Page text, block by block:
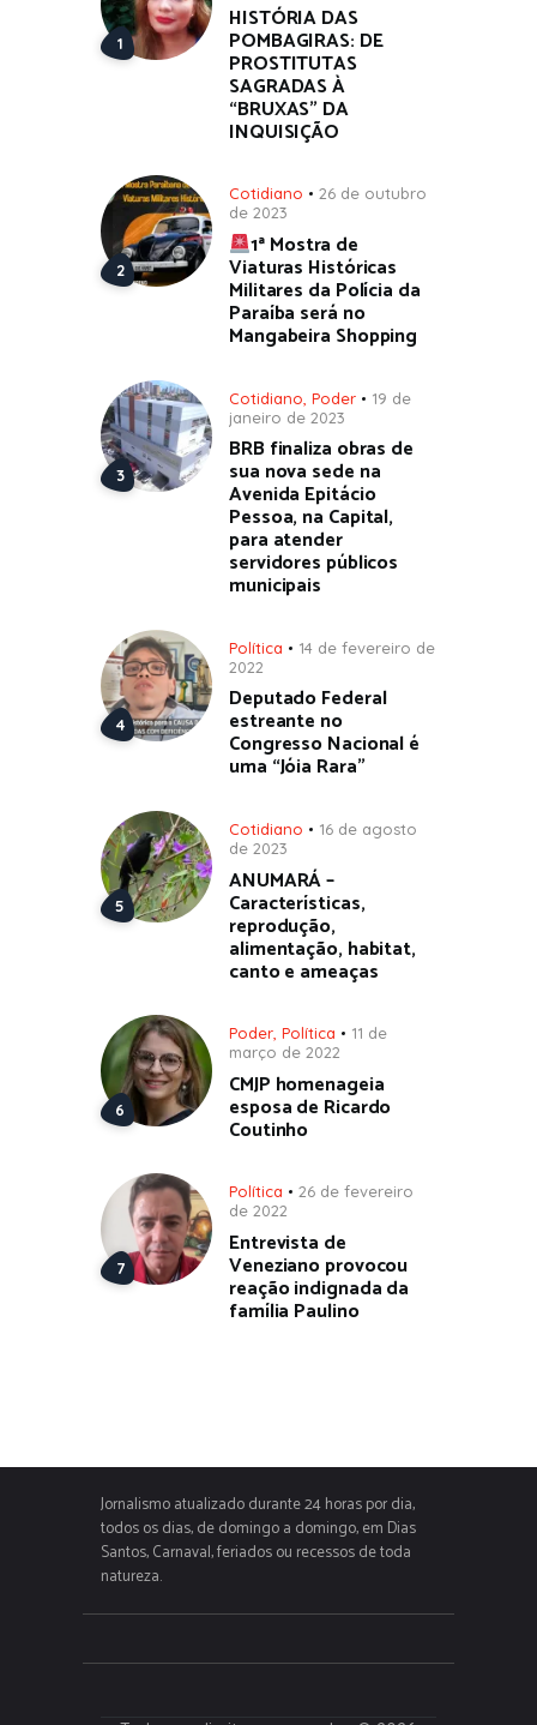
HISTÓRIA DAS
POMBAGIRAS: DE
PROSTITUTAS
SAGRADAS À
“BRUXAS” DA
INQUISIÇÃO
Cotidiano
26 de outubro
de 2023
1ª Mostra de
Viaturas Históricas
Militares da Polícia da
Paraíba será no
Mangabeira Shopping
Cotidiano Poder
19 de
janeiro de 2023
BRB finaliza obras de
sua nova sede na
Avenida Epitácio
Pessoa, na Capital,
para atender
servidores públicos
municipais
Política
14 de fevereiro de
2022
Deputado Federal
estreante no
Congresso Nacional é
uma “Jóia Rara”
Cotidiano
16 de agosto
de 2023
ANUMARÁ –
Características,
reprodução,
alimentação, habitat,
canto e ameaças
Poder Política
11 de
março de 2022
CMJP homenageia
esposa de Ricardo
Coutinho
Política
26 de fevereiro
de 2022
Entrevista de
Veneziano provocou
reação indignada da
família Paulino
Jornalismo atualizado durante 24 horas por dia,
todos os dias, de domingo a domingo, em Dias
Santos, Carnaval, feriados ou recessos de toda
natureza.